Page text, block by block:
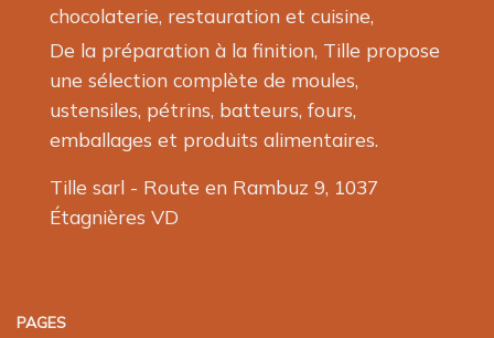
chocolaterie, restauration et cuisine,
De la préparation à la finition, Tille propose
une sélection complète de moules,
ustensiles, pétrins, batteurs, fours,
emballages et produits alimentaires.
Tille sarl - Route en Rambuz 9, 1037
Étagnières VD
PAGES